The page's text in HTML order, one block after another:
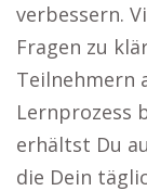
verbessern.
Fragen zu
Teilnehmern
Lernprozess
erhältst Du
die Dein